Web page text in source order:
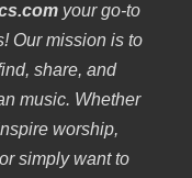
your go-to
Our mission is to
share, and
music. Whether
worship,
simply want to